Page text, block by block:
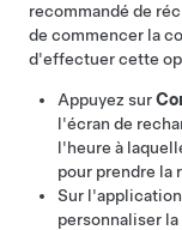
recommandé de
de commencer la
d'effectuer cette
Appuyez sur
l'écran de
l'heure à
pour prendre la
Sur
personnaliser